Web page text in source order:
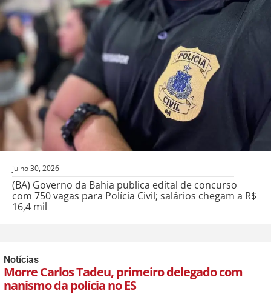
julho 30, 2026
(BA) Governo da Bahia publica edital de concurso
com 750 vagas para Polícia Civil; salários chegam a R$
16,4 mil
Notícias
Morre Carlos Tadeu, primeiro delegado com
nanismo da polícia no ES